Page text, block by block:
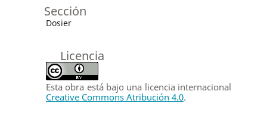
Sección
Dosier
Licencia
Esta obra está bajo una licencia internacional
Creative Commons Atribución 4.0.